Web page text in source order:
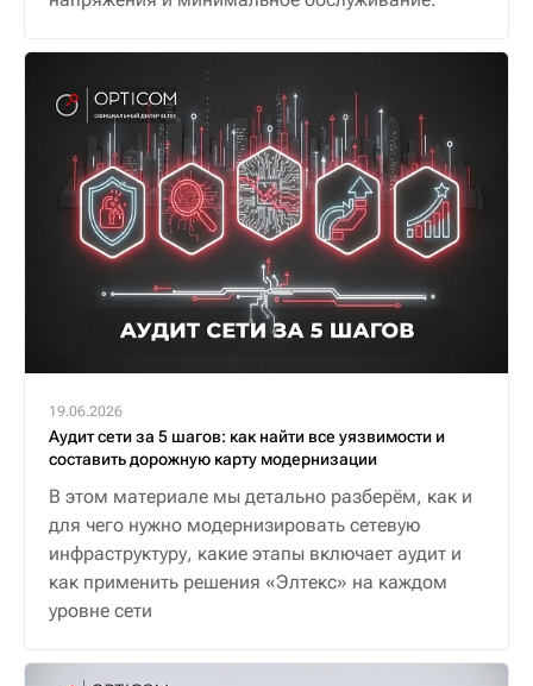
19.06.2026
Аудит сети за 5 шагов: как найти все уязвимости и
составить дорожную карту модернизации
В этом материале мы детально разберём, как и
для чего нужно модернизировать сетевую
инфраструктуру, какие этапы включает аудит и
как применить решения «Элтекс» на каждом
уровне сети